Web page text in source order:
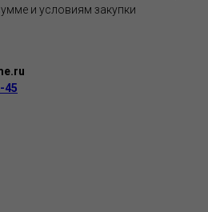
и условиям закупки
45